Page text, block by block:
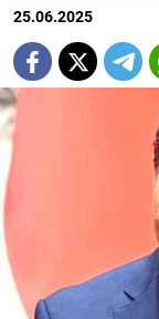
25.06.2025